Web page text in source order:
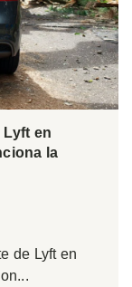
en
la
de Lyft en